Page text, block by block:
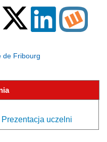
de Fribourg
uczelni